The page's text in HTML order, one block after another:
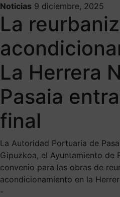
Noticias 9 diciembre, 2025
La
La Herrera
Pasaia
final
La Autoridad Portuaria de
Gipuzkoa, el Ayuntamiento de
convenio para las obras de
acondicionamiento en la
-